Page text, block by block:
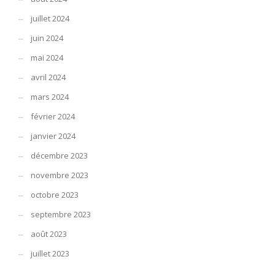
juillet 2024
juin 2024
mai 2024
avril 2024
mars 2024
février 2024
janvier 2024
décembre 2023
novembre 2023
octobre 2023
septembre 2023
août 2023
juillet 2023